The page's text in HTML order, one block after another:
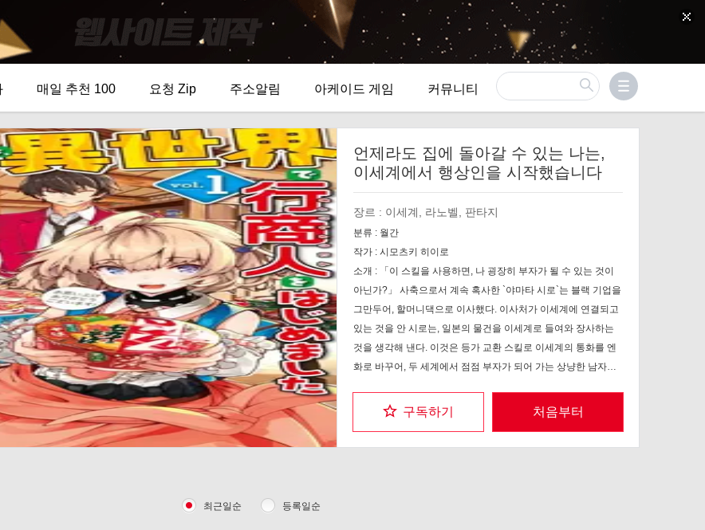
매일 추천 100 요청 Zip 주소알림 아케이드 게임 커뮤니티
언제라도 집에 돌아갈 수 있는 나는,
이세계에서 행상인을 시작했습니다
구독하기 처음부터
장르 : 이세계, 라노벨, 판타지
분류 : 월간
작가 : 시모츠키 히이로
소개 :
「이 스킬을 사용하면, 나 굉장히 부자가 될 수 있는 것이
아닌가?」 사축으로서 계속 혹사한 `야마타 시로`는 블랙 기업을
그만두어, 할머니댁으로 이사했다. 이사처가 이세계에 연결되고
있는 것을 안 시로는, 일본의 물건을 이세계로 들여와 장사하는
것을 생각해 낸다. 이것은 등가 교환 스킬로 이세계의 통화를 엔
화로 바꾸어, 두 세계에서 점점 부자가 되어 가는 상냥한 남자의
최근일순 등록일순